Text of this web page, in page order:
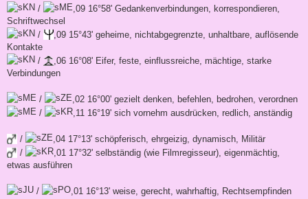
/
,09 16°58' Gedankenverbindungen, korrespondieren,
Schriftwechsel
/
,09 15°43' geheime, nichtabgegrenzte, unhaltbare, auflösende
Kontakte
/
,06 16°08' Eifer, feste, einflussreiche, mächtige, starke
Verbindungen
/
,02 16°00' gezielt denken, befehlen, bedrohen, verordnen
/
,11 16°19' sich vornehm ausdrücken, redlich, anständig
/
,04 17°13' schöpferisch, ehrgeizig, dynamisch, Militär
/
,01 17°32' selbständig (wie Filmregisseur), eigenmächtig,
etwas ausführen
/ ,01 16°13' weise, gerecht, wahrhaftig, Rechtsempfinden